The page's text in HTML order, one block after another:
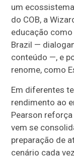
um
do COB, a
educação
Brazil —
conteúdo —, e
renome, como
Em diferentes
rendimento ao
Pearson
vem se
preparação de
cenário cada